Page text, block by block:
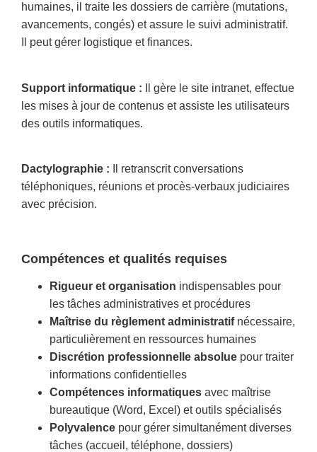
humaines, il traite les dossiers de carrière (mutations,
avancements, congés) et assure le suivi administratif.
Il peut gérer logistique et finances.
Support informatique : Il gère le site intranet, effectue
les mises à jour de contenus et assiste les utilisateurs
des outils informatiques.
Dactylographie : Il retranscrit conversations
téléphoniques, réunions et procès-verbaux judiciaires
avec précision.
Compétences et qualités requises
Rigueur et organisation indispensables pour
les tâches administratives et procédures
Maîtrise du règlement administratifnécessaire,
particulièrement en ressources humaines
Discrétion professionnelle absolue pour traiter
informations confidentielles
Compétences informatiques avec maîtrise
bureautique (Word, Excel) et outils spécialisés
Polyvalence pour gérer simultanément diverses
tâches (accueil, téléphone, dossiers)